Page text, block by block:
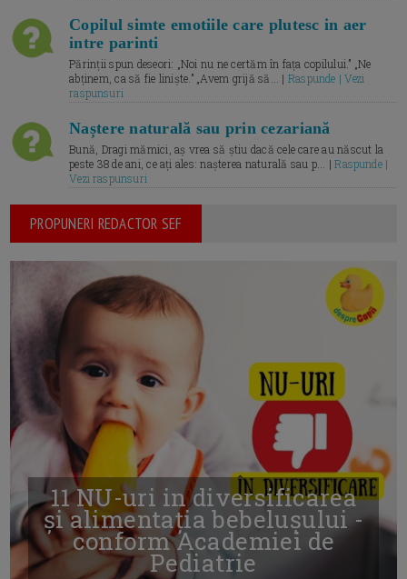
Copilul simte emotiile care plutesc in aer
intre parinti
Părinții spun deseori: „Noi nu ne certăm în fața copilului.” „Ne
abținem, ca să fie liniște.” „Avem grijă să... | Raspunde | Vezi
raspunsuri
Naștere naturală sau prin cezariană
Bună, Dragi mămici, aș vrea să știu dacă cele care au născut la
peste 38 de ani, ce ați ales: nașterea naturală sau p... |Raspunde |
Vezi raspunsuri
PROPUNERI REDACTOR SEF
11 NU-uri in diversificarea
și alimentația bebelușului -
conform Academiei de
Pediatrie